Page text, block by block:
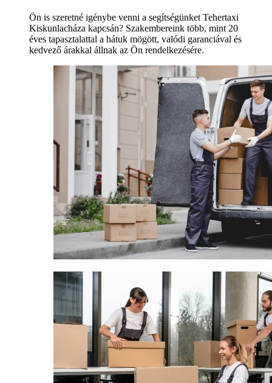
Ön is szeretné igénybe venni a segítségünket Tehertaxi
Kiskunlacháza kapcsán? Szakembereink több, mint 20
éves tapasztalattal a hátuk mögött, valódi garanciával és
kedvező árakkal állnak az Ön rendelkezésére.